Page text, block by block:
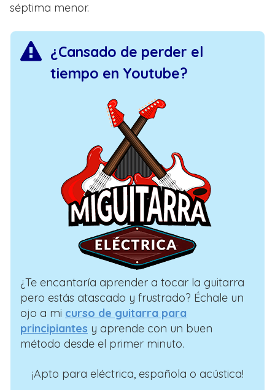
séptima menor.
¿Cansado de perder el
tiempo en Youtube?
¿Te encantaría aprender a tocar la guitarra
pero estás atascado y frustrado? Échale un
ojo a mi curso de guitarra para
principiantes y aprende con un buen
método desde el primer minuto.
¡Apto para eléctrica, española o acústica!